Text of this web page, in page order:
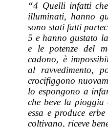
“4 Quelli infatti
illuminati, hanno
sono stati fatti
5 e hanno gustato
e le potenze del
cadono, è
al ravvedimento,
crocifiggono
lo espongono a
che beve la pioggia
essa e produce
coltivano, riceve